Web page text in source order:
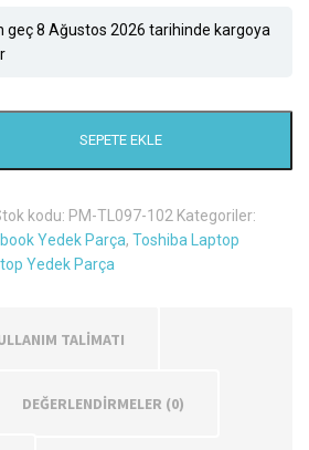
geç 8 Ağustos 2026 tarihinde kargoya
SEPETE EKLE
kodu: PM-TL097-102 Kategoriler:
Yedek Parça, Toshiba Laptop
Yedek Parça
TALİMATI
DEĞERLENDIRMELER (0)